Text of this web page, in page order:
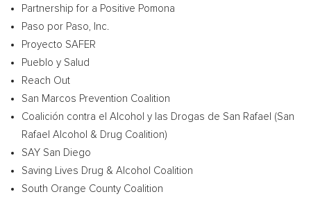
Partnership for a Positive Pomona
Paso por Paso, Inc.
Proyecto SAFER
Pueblo y Salud
Reach Out
San Marcos Prevention Coalition
Coalición contra el Alcohol y las Drogas de San Rafael (San
Rafael Alcohol & Drug Coalition)
SAY San Diego
Saving Lives Drug & Alcohol Coalition
South Orange County Coalition